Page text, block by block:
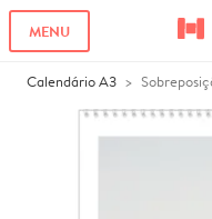
MENU
Calendário A3